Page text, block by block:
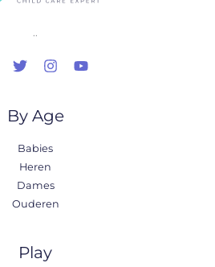
..
By Age
Babies
Heren
Dames
Ouderen
Play